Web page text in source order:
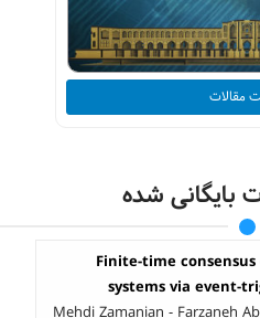
مقالات
بایگانی شده
Finite-time
systems via event-
Mehdi Zamanian - Farzaneh